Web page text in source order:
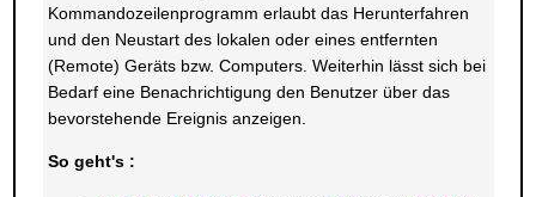
Kommandozeilenprogramm erlaubt das Herunterfahren
und den Neustart des lokalen oder eines entfernten
(Remote) Geräts bzw. Computers. Weiterhin lässt sich bei
Bedarf eine Benachrichtigung den Benutzer über das
bevorstehende Ereignis anzeigen.
So geht's :